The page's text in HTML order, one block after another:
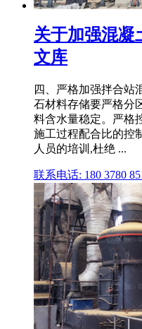
关于加强混凝
文库
四、严格加强拌合站
石材料存储要严格分
料含水量稳定。严格
施工过程配合比的控
人员的培训,杜绝 ...
联系电话: 180 3780